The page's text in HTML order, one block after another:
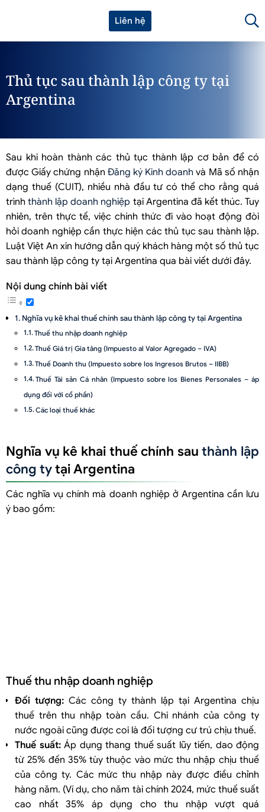
Liên hệ
Thủ tục sau thành lập công ty tại
Argentina
Sau khi hoàn thành các thủ tục thành lập cơ bản để có
được Giấy chứng nhận Đăng ký Kinh doanh và Mã số nhận
dạng thuế (CUIT), nhiều nhà đầu tư có thể cho rằng quá
trìnhthành lập doanh nghiệp tại Argentina đã kết thúc. Tuy
nhiên, trên thực tế, việc chính thức đi vào hoạt động đòi
hỏi doanh nghiệp cần thực hiện các thủ tục sau thành lập.
Luật Việt An xin hướng dẫn quý khách hàng một số thủ tục
sau thành lập công ty tại Argentina qua bài viết dưới đây.
Nội dung chính bài viết
Nghĩa vụ kê khai thuế chính sau thành lập công ty tại Argentina
Thuế thu nhập doanh nghiệp
Thuế Giá trị Gia tăng (Impuesto al Valor Agregado – IVA)
Thuế Doanh thu (Impuesto sobre los Ingresos Brutos – IIBB)
Thuế Tài sản Cá nhân (Impuesto sobre los Bienes Personales – áp
dụng đối với cổ phần)
Các loại thuế khác
Đăng ký và Nộp hồ sơ tại Cơ quan Đăng ký Công cộng Thương mại
(IGJ ở Buenos Aires hoặc cơ quan tương đương cấp tỉnh):
Lưu trữ Hồ sơ Doanh nghiệp
Họp Đại hội đồng Cổ đông/Thành viên Hàng năm (AGM/AMM)
Các Chế độ Thông tin với AFIP
Nghĩa vụ kê khai thuế chính sauthành lập
công tytại Argentina
Các nghĩa vụ chính mà doanh nghiệp ở Argentina cần lưu
ý bao gồm:
Thuế thu nhập doanh nghiệp
Đối tượng: Các công ty thành lập tại Argentina chịu
thuế trên thu nhập toàn cầu. Chi nhánh của công ty
nước ngoài cũng được coi là đối tượng cư trú chịu thuế.
Thuế suất:Áp dụng thang thuế suất lũy tiến, dao động
từ 25% đến 35% tùy thuộc vào mức thu nhập chịu thuế
của công ty. Các mức thu nhập này được điều chỉnh
hàng năm. (Ví dụ, cho năm tài chính 2024, mức thuế suất
cao nhất 35% áp dụng cho thu nhập vượt quá